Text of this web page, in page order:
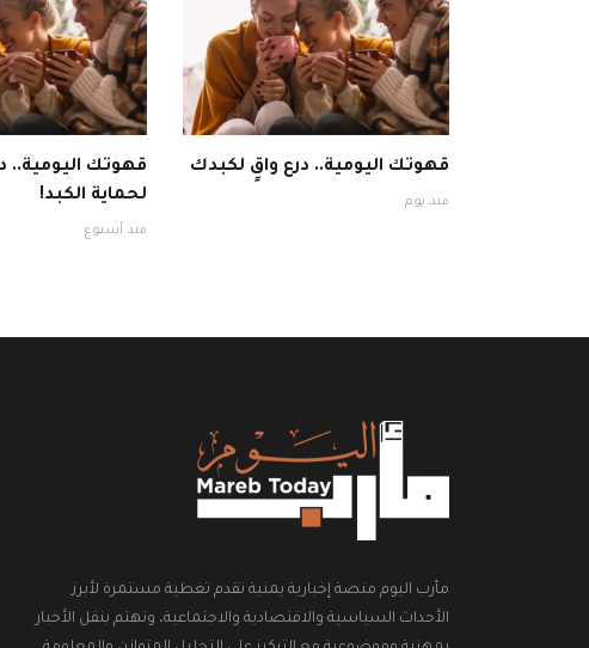
قهوتك اليومية.. درع واقٍ لكبدك
منذ يوم
قهوتك اليومية..
لحماية الكبد!
منذ أسبوع
مأرب اليوم منصة إخبارية يمنية تقدم تغطية مستمرة لأبرز
الأحداث السياسية والاقتصادية والاجتماعية، وتهتم بنقل الأخبار